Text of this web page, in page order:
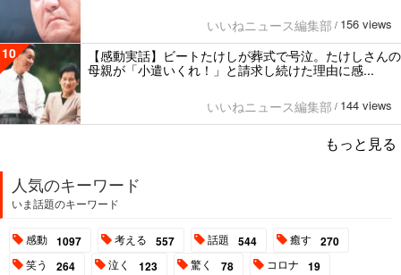
いいねニュース編集部 / 156 views
10
【感動実話】ビートたけしが葬式で号泣。たけしさんの
母親が「小遣いくれ！」と請求し続けた理由に感...
いいねニュース編集部 / 144 views
もっと見る
人気のキーワード
いま話題のキーワード
感動 1097 考える 557 話題 544 癒す 270
笑う 264 泣く 123 驚く 78 コロナ 19